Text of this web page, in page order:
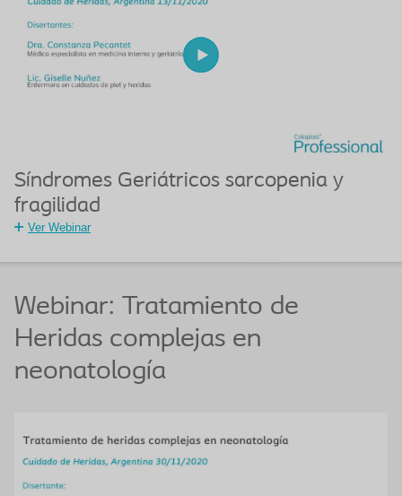
Síndromes Geriátricos sarcopenia y
fragilidad
Ver Webinar
Webinar: Tratamiento de
Heridas complejas en
neonatología